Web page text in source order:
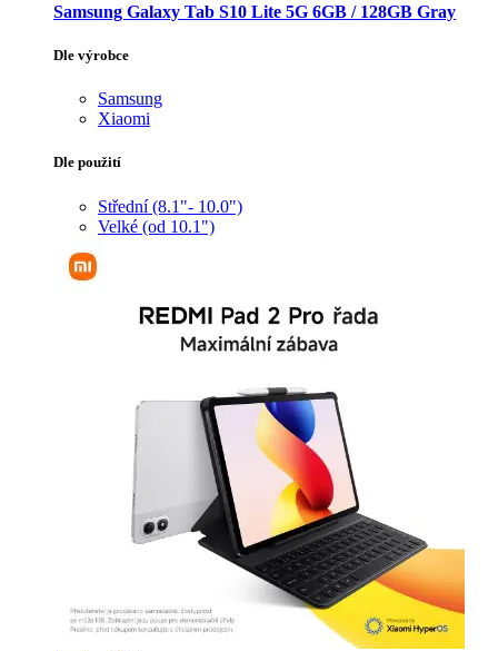
Samsung Galaxy Tab S10 Lite 5G 6GB / 128GB Gray
Dle výrobce
Samsung
Xiaomi
Dle použití
Střední (8.1"- 10.0")
Velké (od 10.1")